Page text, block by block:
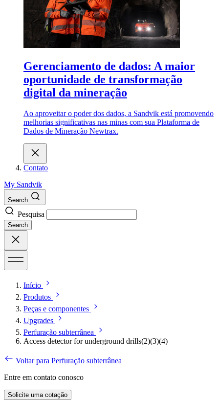
Gerenciamento de dados: A maior
oportunidade de transformação
digital da mineração
Ao aproveitar o poder dos dados, a Sandvik está promovendo
melhorias significativas nas minas com sua Plataforma de
Dados de Mineração Newtrax.
Contato
My Sandvik
Search
Pesquisa
Search
Início
Produtos
Peças e componentes
Upgrades
Perfuração subterrânea
Access detector for underground drills(2)(3)(4)
Voltar para Perfuração subterrânea
Entre em contato conosco
Solicite uma cotação